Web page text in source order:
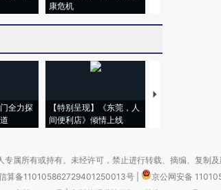
康危机
全力探
【特别呈现】《东莞，人
间便利店》倾情上线
【推广】走进第四
属所有或持有。未经许可，禁止进行转载、摘编、复制及
算备110105862729401250013号
京公网安备